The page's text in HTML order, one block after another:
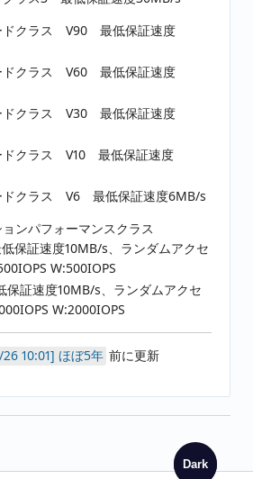
Dark
ドクラス V90 最低保証速度
ドクラス V60 最低保証速度
ドクラス V30 最低保証速度
ドクラス V10 最低保証速度
ドクラス V6 最低保証速度6MB/s
ンパフォーマンスクラス
保証速度10MB/s、ランダムアクセ
W:500IOPS
保証速度10MB/s、ランダムアクセ
W:2000IOPS
ほぼ5年 前に更新